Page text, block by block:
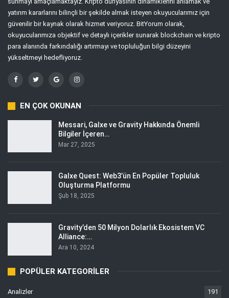
yatırım kararlarını bilinçli bir şekilde almak isteyen okuyucularımız için
güvenilir bir kaynak olarak hizmet veriyoruz. BitYorum olarak,
okuyucularımıza objektif ve detaylı içerikler sunarak blockchain ve kripto
para alanında farkındalığı artırmayı ve topluluğun bilgi düzeyini
yükseltmeyi hedefliyoruz.
EN ÇOK OKUNAN
Messari, Galxe ve Gravity Hakkında Önemli
Bilgiler İçeren…
Mar 27, 2025
Galxe Quest: Web3’ün En Popüler Topluluk
Oluşturma Platformu
Şub 18, 2025
Gravity’den 50 Milyon Dolarlık Ekosistem VC
Alliance:…
Ara 10, 2024
POPÜLER KATEGORILER
Analizler 191